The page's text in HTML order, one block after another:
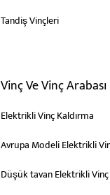
Tandiş Vinçleri
Vinç Ve Vinç Arabası
Elektrikli Vinç Kaldırma
Avrupa Modeli Elektrikli
Düşük tavan Elektrikli Vinç